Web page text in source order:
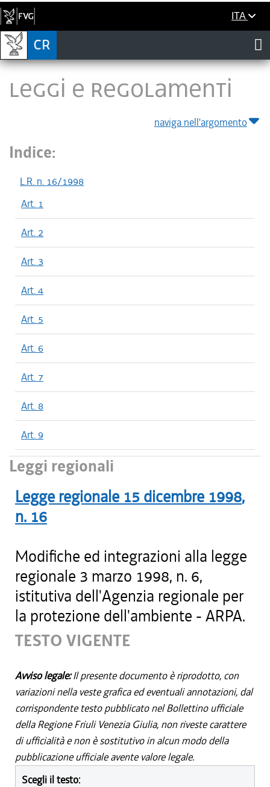
ITA
LEGGI E REGOLAMENTI
naviga nell'argomento
Indice:
L.R. n. 16/1998
Art. 1
Art. 2
Art. 3
Art. 4
Art. 5
Art. 6
Art. 7
Art. 8
Art. 9
Leggi regionali
Legge regionale 15 dicembre 1998,
n. 16
Modifiche ed integrazioni alla legge
regionale 3 marzo 1998, n. 6,
istitutiva dell'Agenzia regionale per
la protezione dell'ambiente - ARPA.
TESTO VIGENTE
Avviso legale:Il presente documento è riprodotto, con
variazioni nella veste grafica ed eventuali annotazioni, dal
corrispondente testo pubblicato nel Bollettino ufficiale
della Regione Friuli Venezia Giulia, non riveste carattere
di ufficialità e non è sostitutivo in alcun modo della
pubblicazione ufficiale avente valore legale.
Scegli il testo: